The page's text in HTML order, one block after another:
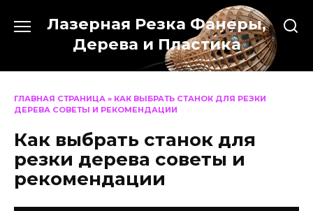
содержанию
Лазерная Резка Фанеры,
Дерева и Пластика
ГЛАВНАЯ СТРАНИЦА » КАК ВЫБРАТЬ СТАНОК ДЛЯ РЕЗКИ
ДЕРЕВА СОВЕТЫ И РЕКОМЕНДАЦИИ
Как выбрать станок для
резки дерева советы и
рекомендации